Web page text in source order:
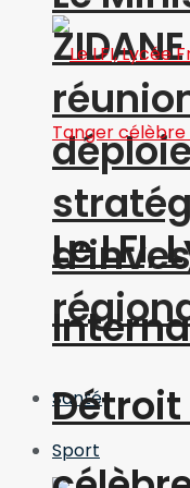
Santé
Sport
Le LFI,
Détroit